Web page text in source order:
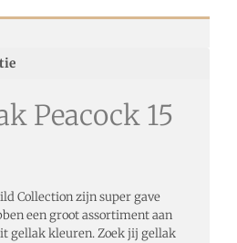
Peacock 15
Collection zijn super gave
een groot assortiment aan
gellak kleuren. Zoek jij gellak